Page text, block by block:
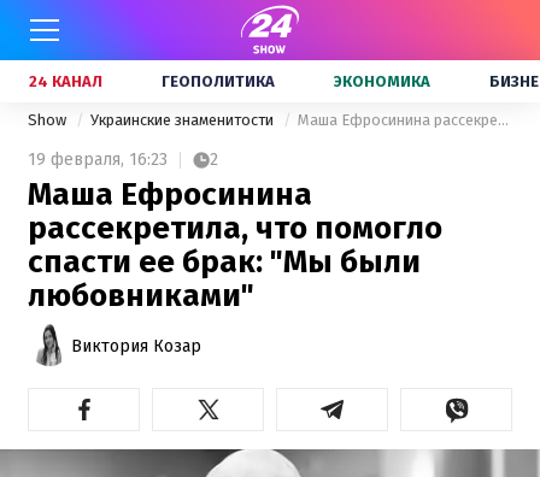
24 КАНАЛ ГЕОПОЛИТИКА ЭКОНОМИКА
Show Украинские знаменитости Маша Ефросинина рассекретила, что помогло спасти ее брак: "Мы были любовниками"
19 февраля, 16:23 2
Маша Ефросинина
рассекретила, что помогло
спасти ее брак: "Мы были
любовниками"
Виктория Козар